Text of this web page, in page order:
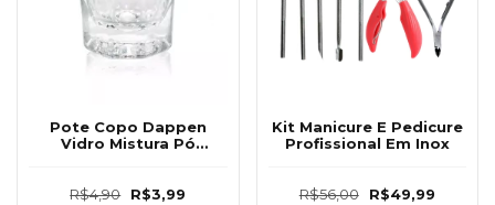
Pote Copo Dappen
Vidro Mistura Pó
R$4,90
R$3,99
Kit Manicure E Pedicure
Profissional Em Inox
R$56,00 R$49,99